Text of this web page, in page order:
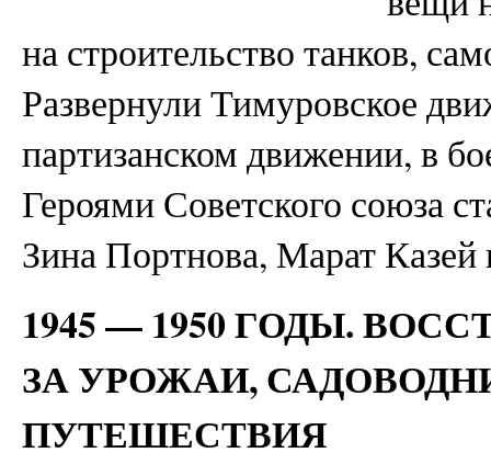
на строительство танков,
Развернули Тимуровское
партизанском движении, в
Героями Советского союза
Зина Портнова, Марат
1945 — 1950 ГОДЫ.
ЗА УРОЖАИ,
ПУТЕШЕСТВИЯ